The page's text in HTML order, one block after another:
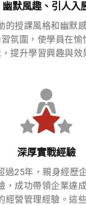
幽默風趣、引人入
的授課風格和幽默
氛圍，使學員在愉
提升學習興趣與效
深厚實戰經驗
過25年，親身經歷
，成功帶領企業達
經營管理經驗。這